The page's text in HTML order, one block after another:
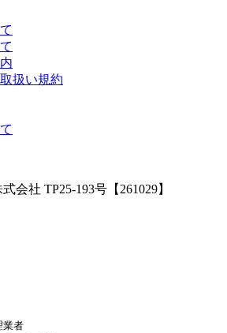
扱い規約
会社 TP25-193号【261029】
業者